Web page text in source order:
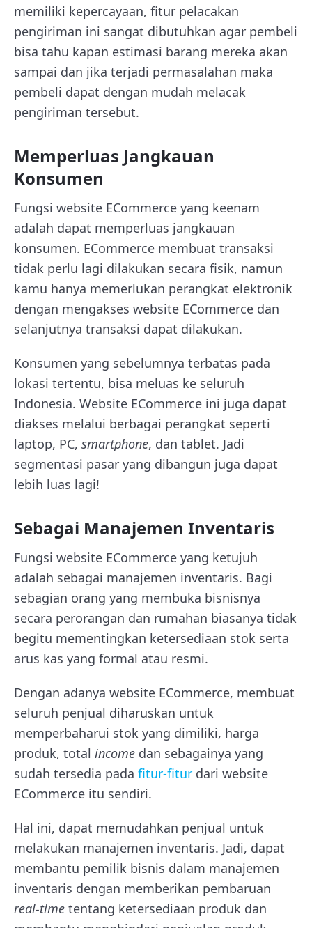
memiliki kepercayaan, fitur pelacakan
pengiriman ini sangat dibutuhkan agar pembeli
bisa tahu kapan estimasi barang mereka akan
sampai dan jika terjadi permasalahan maka
pembeli dapat dengan mudah melacak
pengiriman tersebut.
Memperluas Jangkauan
Konsumen
Fungsi website ECommerce yang keenam
adalah dapat memperluas jangkauan
konsumen. ECommerce membuat transaksi
tidak perlu lagi dilakukan secara fisik, namun
kamu hanya memerlukan perangkat elektronik
dengan mengakses website ECommerce dan
selanjutnya transaksi dapat dilakukan.
Konsumen yang sebelumnya terbatas pada
lokasi tertentu, bisa meluas ke seluruh
Indonesia. Website ECommerce ini juga dapat
diakses melalui berbagai perangkat seperti
laptop, PC, smartphone, dan tablet. Jadi
segmentasi pasar yang dibangun juga dapat
lebih luas lagi!
Sebagai Manajemen Inventaris
Fungsi website ECommerce yang ketujuh
adalah sebagai manajemen inventaris. Bagi
sebagian orang yang membuka bisnisnya
secara perorangan dan rumahan biasanya tidak
begitu mementingkan ketersediaan stok serta
arus kas yang formal atau resmi.
Dengan adanya website ECommerce, membuat
seluruh penjual diharuskan untuk
memperbaharui stok yang dimiliki, harga
produk, total income dan sebagainya yang
sudah tersedia pada fitur-fitur dari website
ECommerce itu sendiri.
Hal ini, dapat memudahkan penjual untuk
melakukan manajemen inventaris. Jadi, dapat
membantu pemilik bisnis dalam manajemen
inventaris dengan memberikan pembaruan
real-time tentang ketersediaan produk dan